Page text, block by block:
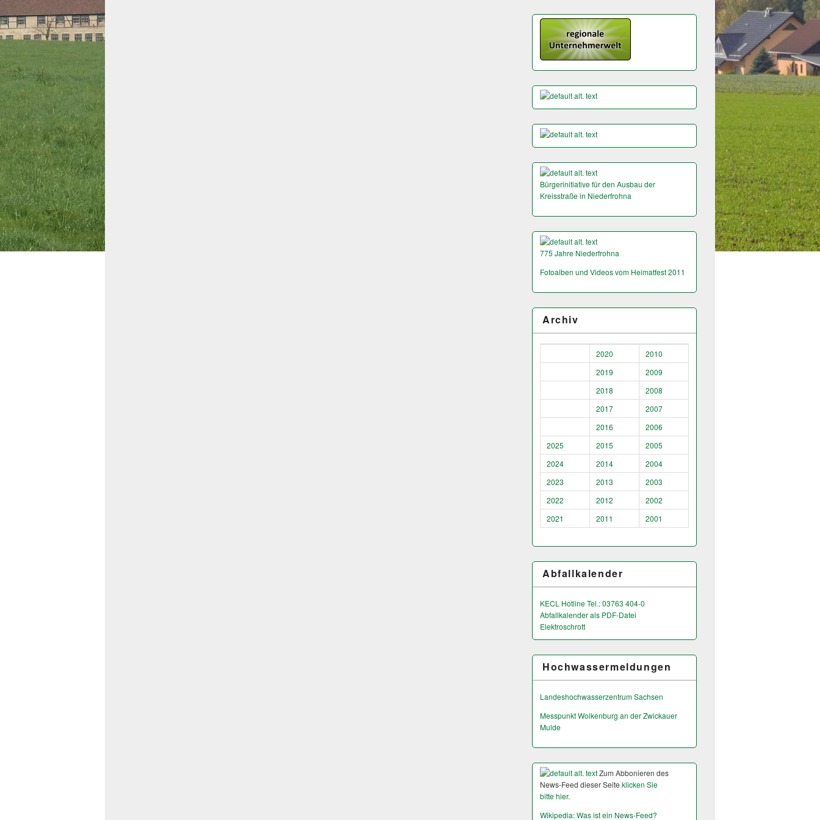
Bürgerinitiative für den Ausbau der
Kreisstraße in Niederfrohna
775 Jahre Niederfrohna
Fotoalben und Videos vom Heimatfest 2011
Archiv
2020
2010
2019
2009
2018
2008
2017
2007
2016
2006
2025
2015
2005
2024
2014
2004
2023
2013
2003
2022
2012
2002
2021
2011 2001
Abfallkalender
KECL Hotline Tel.: 03763 404-0
Abfallkalender als PDF-Datei
Elektroschrott
Hochwassermeldungen
Landeshochwas­serzentrum Sachsen
Messpunkt Wolkenburg an der Zwickauer
Mulde
Zum Abbonieren des
News-Feed dieser Seite klicken Sie
bitte hier.
Wikipedia: Was ist ein News-Feed?